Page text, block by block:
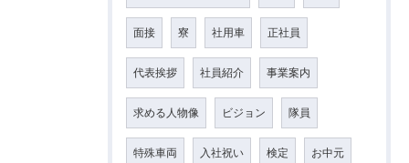
面接 寮 社用車 正社員
代表挨拶 社員紹介 事業案内
求める人物像 ビジョン 隊員
特殊車両 入社祝い 検定 お中元